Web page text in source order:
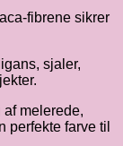
fibrene sikrer
sjaler,
af melerede,
perfekte farve til